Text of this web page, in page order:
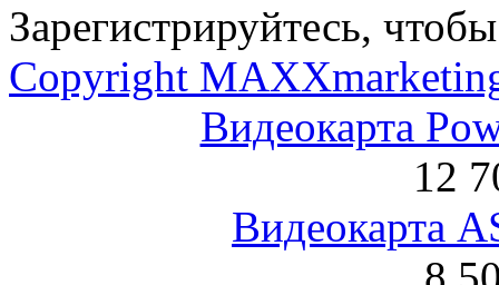
Зарегистрируйтесь,
Copyright
Видеокарта
12
Видеокарта